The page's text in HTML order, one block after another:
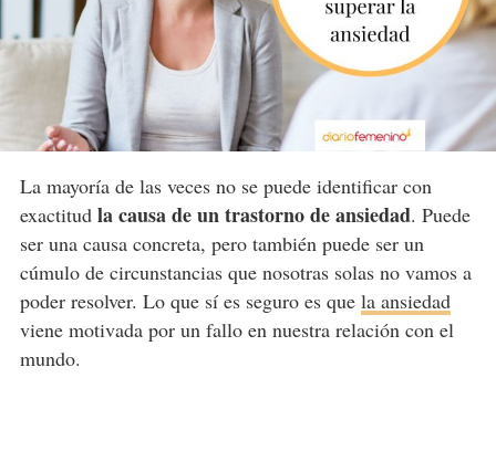
La mayoría de las veces no se puede identificar con
exactitud la causa de un trastorno de ansiedad. Puede
ser una causa concreta, pero también puede ser un
cúmulo de circunstancias que nosotras solas no vamos a
poder resolver. Lo que sí es seguro es que la ansiedad
viene motivada por un fallo en nuestra relación con el
mundo.